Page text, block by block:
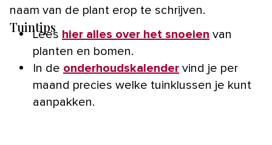
naam van de plant erop te schrijven.
Tuintips
Lees hier alles over het snoeien van
planten en bomen.
In de onderhoudskalender vind je per
maand precies welke tuinklussen je kunt
aanpakken.